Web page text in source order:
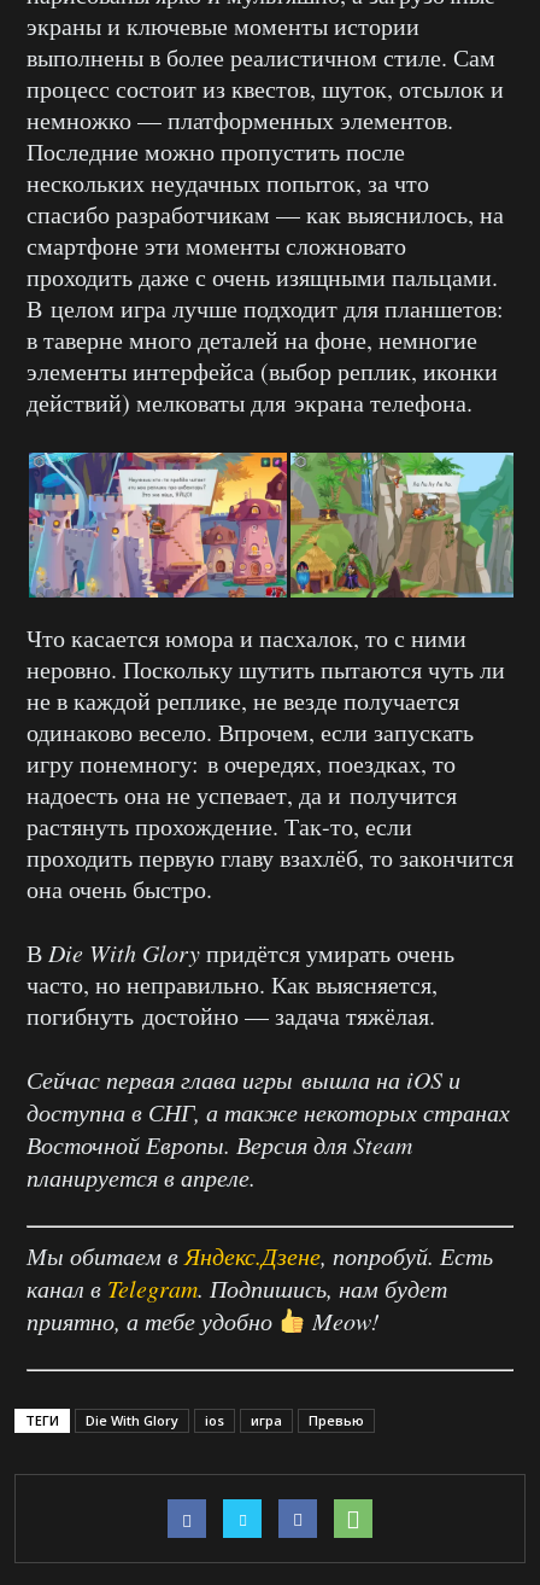
экраны и ключевые моменты истории
выполнены в более реалистичном стиле. Сам
процесс состоит из квестов, шуток, отсылок и
немножко — платформенных элементов.
Последние можно пропустить после
нескольких неудачных попыток, за что
спасибо разработчикам — как выяснилось, на
смартфоне эти моменты сложновато
проходить даже с очень изящными пальцами.
В целом игра лучше подходит для планшетов:
в таверне много деталей на фоне, немногие
элементы интерфейса (выбор реплик, иконки
действий) мелковаты для экрана телефона.
Что касается юмора и пасхалок, то с ними
неровно. Поскольку шутить пытаются чуть ли
не в каждой реплике, не везде получается
одинаково весело. Впрочем, если запускать
игру понемногу: в очередях, поездках, то
надоесть она не успевает, да и получится
растянуть прохождение. Так-то, если
проходить первую главу взахлёб, то закончится
она очень быстро.
В Die With Gloryпридётся умирать очень
часто, но неправильно. Как выясняется,
погибнуть достойно — задача тяжёлая.
Сейчас первая глава игры вышла на iOS и
доступна в СНГ, а также некоторых странах
Восточной Европы. Версия для Steam
планируется в апреле.
Мы обитаем в Яндекс.Дзене, попробуй. Есть
канал в Telegram. Подпишись, нам будет
приятно, а тебе удобно
Meow!
ТЕГИ Die With Glory ios игра Превью